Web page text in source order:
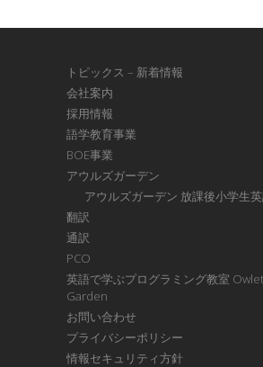
トピックス – 新着情報
会社案内
採用情報
語学教育事業
BOE事業
アウルズガーデン
アウルズガーデン 放課後小学生英
翻訳
通訳
PCO
英語で学ぶプログラミング教室
Garden
お問い合わせ
プライバシーポリシー
情報セキュリティ方針